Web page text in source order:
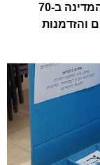
כמי שנולד כאן וחווה את כל מה שעבר על המדינה ב-70
והזדמנות